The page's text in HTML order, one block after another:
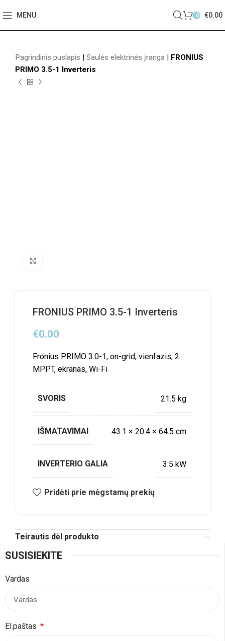
MENU 0 €0.00
Pagrindinis puslapis | Saulės elektrinės įranga | FRONIUS
PRIMO 3.5-1 Inverteris
FRONIUS PRIMO 3.5-1 Inverteris
€0.00
Fronius PRIMO 3.0-1, on-grid, vienfazis, 2
MPPT, ekranas, Wi-Fi
SVORIS 21.5 kg
IŠMATAVIMAI 43.1 × 20.4 × 64.5 cm
INVERTERIO GALIA 3.5 kW
Pridėti prie mėgstamų prekių
Teirautis dėl produkto
SUSISIEKITE
Vardas
El.paštas